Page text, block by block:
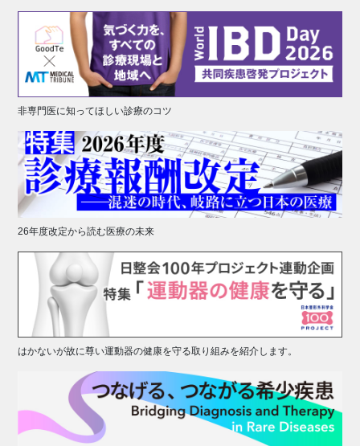
非専門医に知ってほしい診療のコツ
26年度改定から読む医療の未来
はかないが故に尊い運動器の健康を守る取り組みを紹介します。